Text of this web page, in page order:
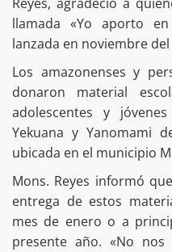
llamada «Yo aporto
lanzada en noviembre del
Los amazonenses y
donaron material
adolescentes y
Yekuana y Yanomami
ubicada en el municipio
Mons. Reyes informó
entrega de estos
mes de enero o a
presente año. «No